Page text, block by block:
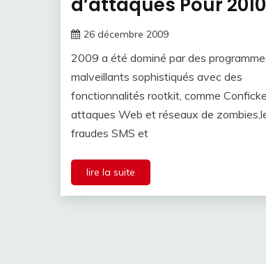
26 décembre 2009
2009 a été dominé par des
malveillants sophistiqués avec des
fonctionnalités rootkit, comme
attaques Web et réseaux de
fraudes SMS et
lire la suite